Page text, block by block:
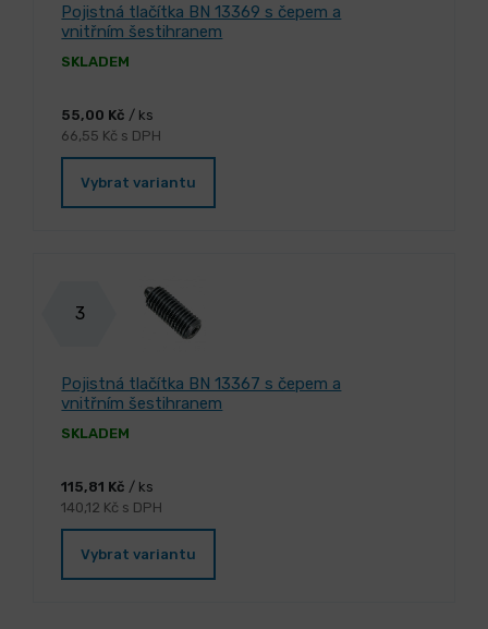
Pojistná tlačítka BN 13369 s čepem a
vnitřním šestihranem
SKLADEM
55,00 Kč / ks
66,55 Kč s DPH
Vybrat variantu
3
Pojistná tlačítka BN 13367 s čepem a
vnitřním šestihranem
SKLADEM
115,81 Kč / ks
140,12 Kč s DPH
Vybrat variantu